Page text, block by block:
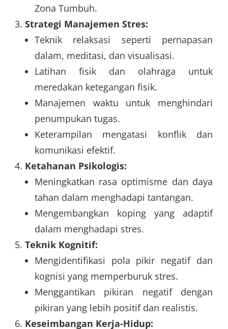
Zona Tumbuh.
Strategi Manajemen Stres:
Teknik relaksasi seperti pernapasan
dalam, meditasi, dan visualisasi.
Latihan fisik dan olahraga untuk
meredakan ketegangan fisik.
Manajemen waktu untuk menghindari
penumpukan tugas.
Keterampilan mengatasi konflik dan
komunikasi efektif.
Ketahanan Psikologis:
Meningkatkan rasa optimisme dan daya
tahan dalam menghadapi tantangan.
Mengembangkan koping yang adaptif
dalam menghadapi stres.
Teknik Kognitif:
Mengidentifikasi pola pikir negatif dan
kognisi yang memperburuk stres.
Menggantikan pikiran negatif dengan
pikiran yang lebih positif dan realistis.
Keseimbangan Kerja-Hidup: